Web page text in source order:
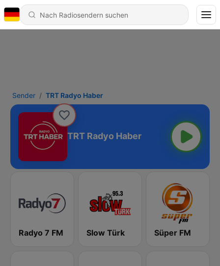
Sender TRT Radyo Haber
TRT Radyo Haber
Radyo 7 FM Slow Türk Süper FM